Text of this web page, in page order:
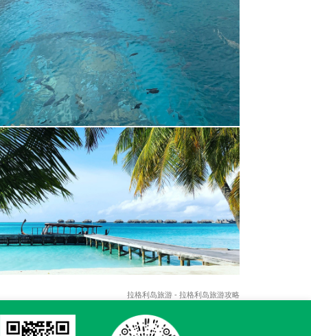
拉格利岛旅游 - 拉格利岛旅游攻略